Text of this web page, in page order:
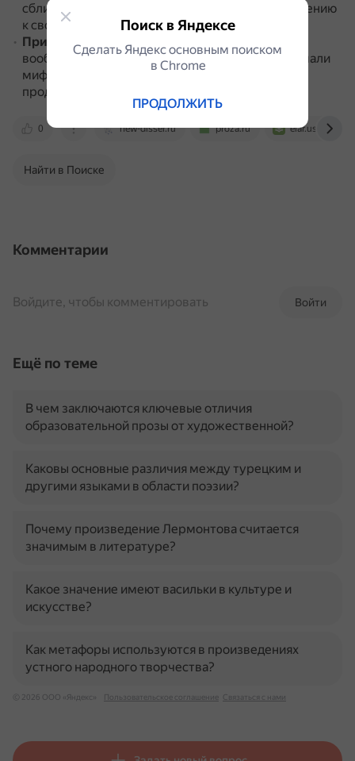
сближению его с музыкой, что привело к обращению
к свободному стиху как более напевному.
Применение мифологических фигур
воображении символистов важное место занимали
мифологические существа, которые считались
продолжением сил природы.
0 new-disser.ru proza.ru elar.uspu.ru
Найти в Поиске
Комментарии
Войти
Войдите, чтобы комментировать
Ещё по теме
В чем заключаются ключевые отличия
образовательной прозы от художественной?
Каковы основные различия между турецким и
другими языками в области поэзии?
Почему произведение Лермонтова считается
значимым в литературе?
Какое значение имеют васильки в культуре и
искусстве?
Как метафоры используются в произведениях
устного народного творчества?
© 2026 ООО «Яндекс» Пользовательское соглашение Связаться с нами
Поиск в Яндексе
Сделать Яндекс основным поиском
в Сhrome
ПРОДОЛЖИТЬ